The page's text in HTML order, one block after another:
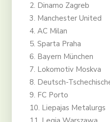
2. Dinamo Zagreb
3. Manchester United
4. AC Milan
5. Sparta Praha
6. Bayern München
7. Lokomotiv Moskva
8. Deutsch-
9. FC Porto
10. Liepajas Metalurgs